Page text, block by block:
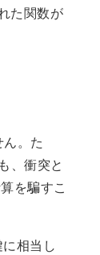
た関数が
。た
、衝突と
を騙すこ
相当し